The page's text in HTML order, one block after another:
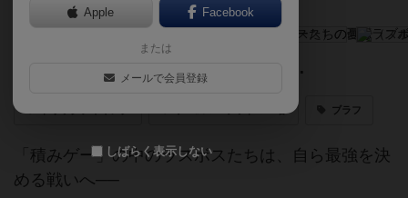
待てど暮らせど、勇者がこない……
ブラフ
「積みゲー」の中のラスボスたちは、自ら最強を決
める戦いへ──
Apple Facebook
または
メールで会員登録
しばらく表示しない